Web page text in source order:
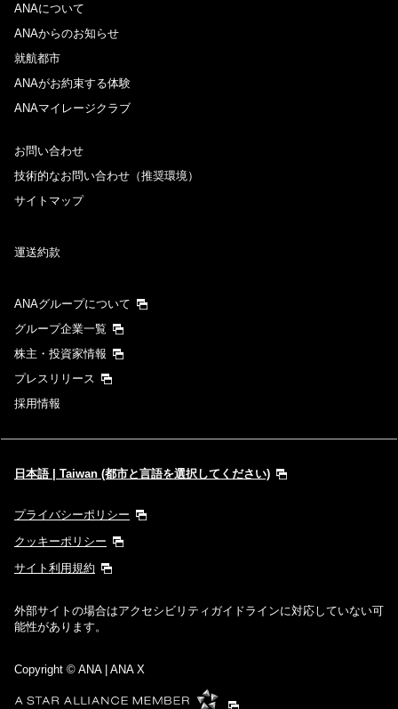
ANAについて
ANAからのお知らせ
就航都市
ANAがお約束する体験
ANAマイレージクラブ
お問い合わせ
技術的なお問い合わせ（推奨環境）
サイトマップ
運送約款
ANAグループについて
グループ企業一覧
株主・投資家情報
プレスリリース
採用情報
日本語 | Taiwan (都市と言語を選択してください)
プライバシーポリシー
クッキーポリシー
サイト利用規約
外部サイトの場合はアクセシビリティガイドラインに対応していない可
能性があります。
Copyright © ANA | ANA X